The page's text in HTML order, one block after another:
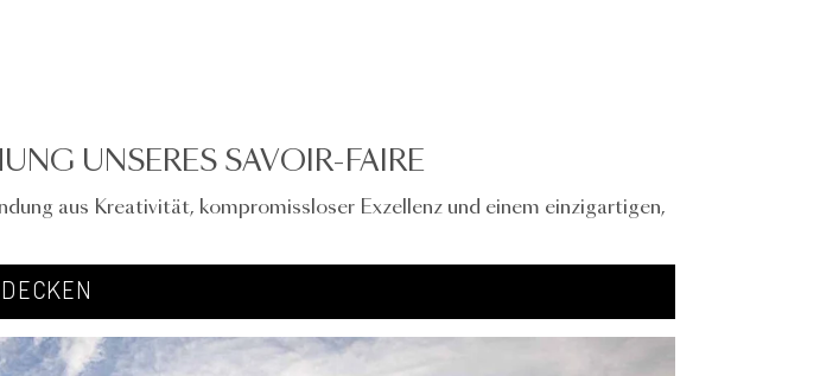
UNSERES SAVOIR-FAIRE
aus Kreativität, kompromissloser Exzellenz und einem einzigartigen,